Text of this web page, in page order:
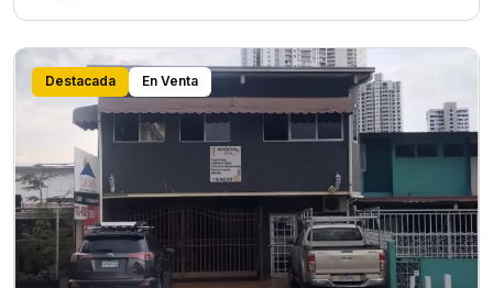
Destacada En Venta